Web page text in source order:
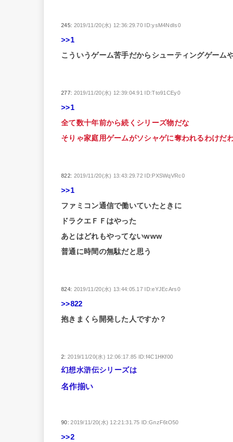
245: 2019/11/20(水) 12:36:29.70 ID:ysM4NdIs0
>>1
こういうゲーム苦手だからシューティングゲー
277: 2019/11/20(水) 12:39:04.91 ID:Tto91CEy0
>>1
全て数十年前から続くシリーズ物だな
そりゃ家庭用ゲームがソシャゲに奪われるわけだ
822: 2019/11/20(水) 13:43:29.72 ID:PXSWqVRc0
>>1
ファミコン通信で働いていたときに
ドラクエＦＦはやった
あとはどれもやってないwww
普通に時間の無駄だと思う
824: 2019/11/20(水) 13:44:05.17 ID:eYJEcArs0
>>822
抱きまくら開発した人ですか？
2: 2019/11/20(水) 12:06:17.85 ID:f4C1HKf00
幻想水滸伝シリーズは
名作揃い
90:2019/11/20(水) 12:21:31.75 ID:GnzF6tO50
>>2